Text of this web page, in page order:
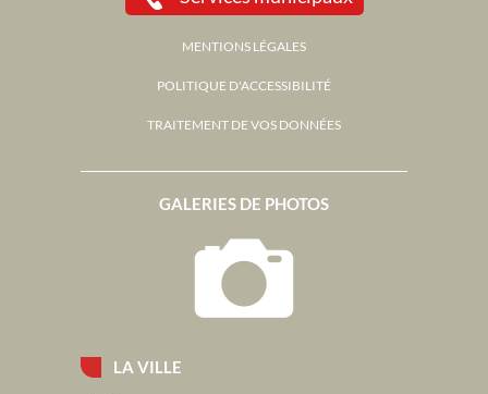
LA VILLE
GALERIES DE PHOTOS
MENTIONS LÉGALES
POLITIQUE D'ACCESSIBILITÉ
TRAITEMENT DE VOS DONNÉES